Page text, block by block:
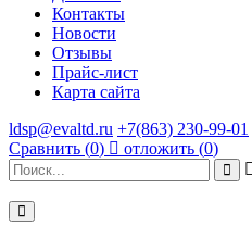
Контакты
Новости
Отзывы
Прайс-лист
Карта сайта
ldsp@evaltd.ru +7(863) 230-99-01
Сравнить (0) отложить (0)